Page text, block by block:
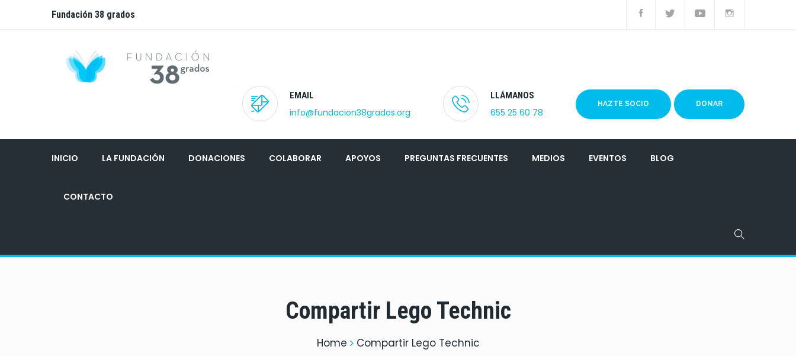
Fundación 38 grados
EMAIL
info@fundacion38grados.org
LLÁMANOS
655 25 60 78
HAZTE SOCIO DONAR
INICIO LA FUNDACIÓN DONACIONES COLABORAR APOYOS PREGUNTAS FRECUENTES MEDIOS EVENTOS BLOG
CONTACTO
Compartir Lego Technic
Home Compartir Lego Technic